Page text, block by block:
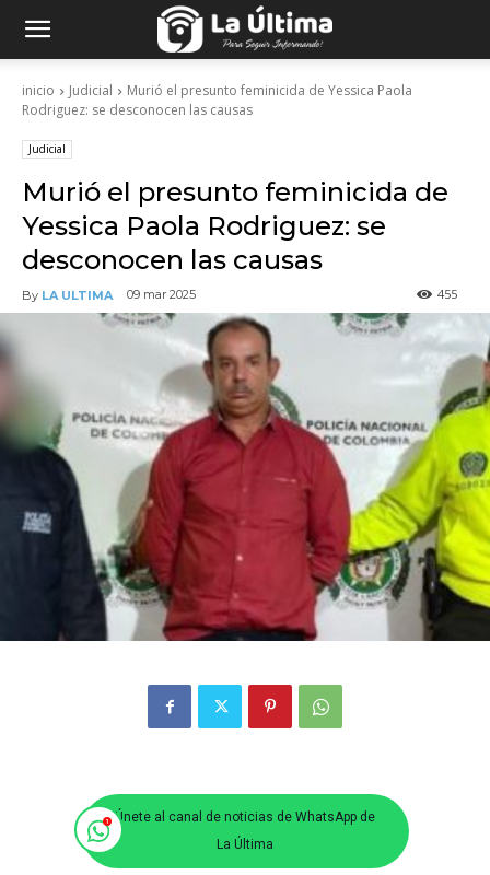
inicio Judicial
Murió el presunto feminicida de Yessica Paola
Rodriguez: se desconocen las causas
Judicial
Murió el presunto feminicida de
Yessica Paola Rodriguez: se
desconocen las causas
By LA ULTIMA 09 mar 2025 455
Únete al canal de noticias de WhatsApp de
La Última